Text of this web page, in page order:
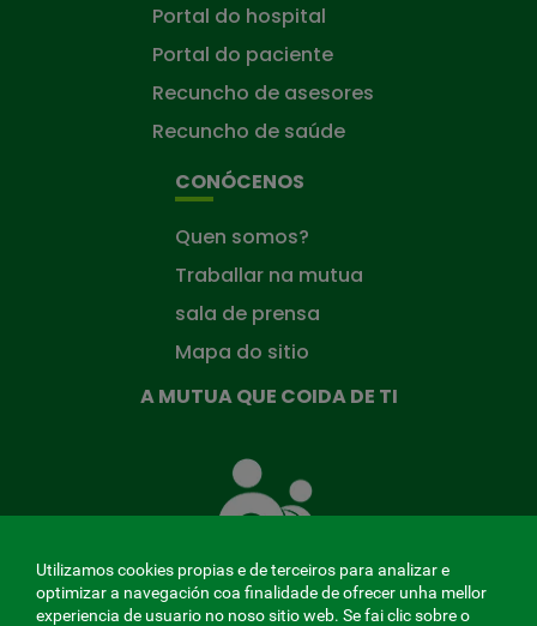
Portal do hospital
Portal do paciente
Recuncho de asesores
Recuncho de saúde
CONÓCENOS
Quen somos?
Traballar na mutua
sala de prensa
Mapa do sitio
A MUTUA QUE COIDA DE TI
Mutua
que
Utilizamos cookies propias e de terceiros para analizar e
optimizar a navegación coa finalidade de ofrecer unha mellor
experiencia de usuario no noso sitio web. Se fai clic sobre o